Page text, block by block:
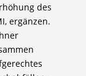
des
ergänzen.